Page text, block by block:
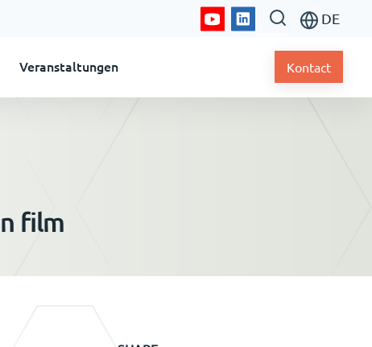
DE
Veranstaltungen Kontact
film